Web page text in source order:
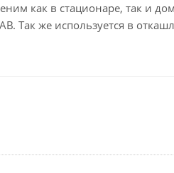
как в стационаре, так и
Так же используется в